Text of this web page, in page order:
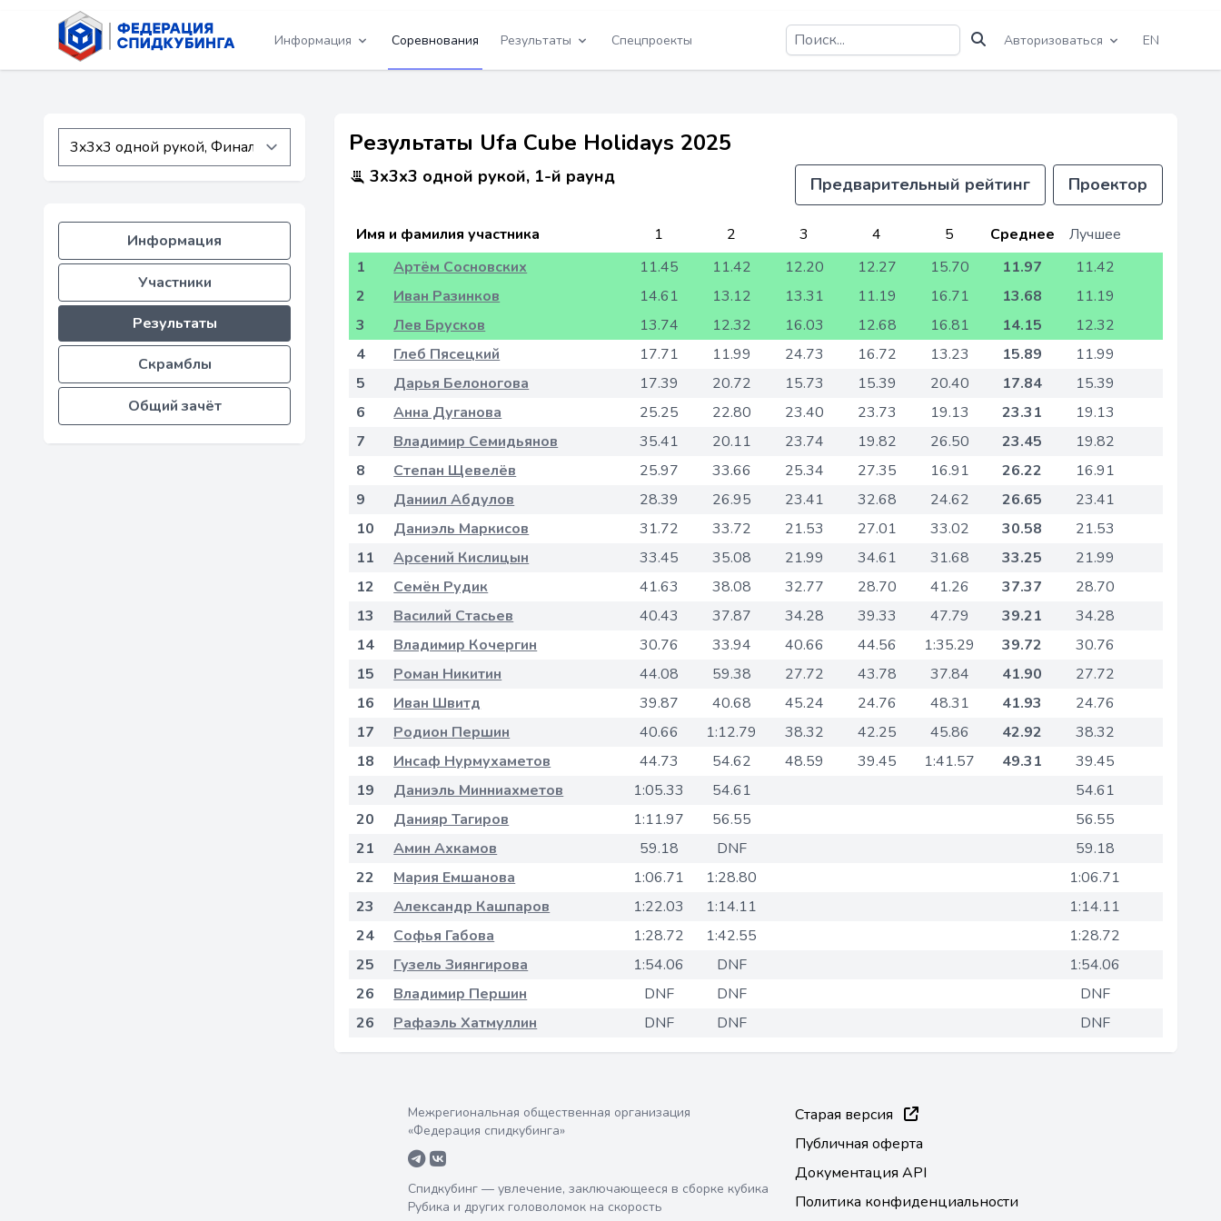
Информация Соревнования Результаты Спецпроекты Авторизоваться EN
Информация
Участники
Результаты
Скрамблы
Общий зачёт
Результаты Ufa Cube Holidays 2025
3x3x3 одной рукой, 1-й раунд Предварительный рейтинг Проектор
Имя и фамилия участника 1 2 3 4 5 Среднее
Лучшее
1
Артём Сосновских 11.45 11.42 12.20 12.27 15.70 11.97
11.42
2
Иван Разинков 14.61 13.12 13.31 11.19 16.71 13.68
11.19
3
Лев Брусков 13.74 12.32 16.03 12.68 16.81 14.15
12.32
4
Глеб Пясецкий 17.71 11.99 24.73 16.72 13.23 15.89
11.99
5
Дарья Белоногова 17.39 20.72 15.73 15.39 20.40 17.84
15.39
6
Анна Дуганова 25.25 22.80 23.40 23.73 19.13 23.31
19.13
7
Владимир Семидьянов 35.41 20.11 23.74 19.82 26.50 23.45
19.82
8
Степан Щевелёв 25.97 33.66 25.34 27.35 16.91 26.22
16.91
9
Даниил Абдулов 28.39 26.95 23.41 32.68 24.62 26.65
23.41
10
Даниэль Маркисов 31.72 33.72 21.53 27.01 33.02 30.58
21.53
11
Арсений Кислицын 33.45 35.08 21.99 34.61 31.68 33.25
21.99
12
Семён Рудик 41.63 38.08 32.77 28.70 41.26 37.37
28.70
13
Василий Стасьев 40.43 37.87 34.28 39.33 47.79 39.21
34.28
14
Владимир Кочергин 30.76 33.94 40.66 44.56 1:35.29 39.72
30.76
15
Роман Никитин 44.08 59.38 27.72 43.78 37.84 41.90
27.72
16
Иван Швитд 39.87 40.68 45.24 24.76 48.31 41.93
24.76
17
Родион Першин 40.66 1:12.79 38.32 42.25 45.86 42.92
38.32
18
Инсаф Нурмухаметов 44.73 54.62 48.59 39.45 1:41.57 49.31
39.45
19
Даниэль Минниахметов 1:05.33 54.61
54.61
20
Данияр Тагиров 1:11.97 56.55
56.55
21
Амин Ахкамов 59.18 DNF
59.18
22
Мария Емшанова 1:06.71 1:28.80
1:06.71
23
Александр Кашпаров 1:22.03 1:14.11
1:14.11
24
Софья Габова 1:28.72 1:42.55
1:28.72
25
Гузель Зиянгирова 1:54.06 DNF
1:54.06
26
Владимир Першин DNF DNF
DNF
26
Рафаэль Хатмуллин DNF DNF DNF
Межрегиональная общественная организация
«Федерация спидкубинга»
Спидкубинг — увлечение, заключающееся в сборке кубика
Рубика и других головоломок на скорость
Старая версия
Публичная оферта
Документация API
Политика конфиденциальности